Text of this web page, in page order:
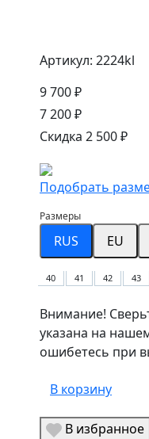
Артикул: 2224kl
9 700 ₽
7 200 ₽
Скидка 2 500 ₽
Подобрать
Размеры
RUS EU
40 41 42 43
Внимание!
указана на
ошибетесь при
В корзину
В избранное